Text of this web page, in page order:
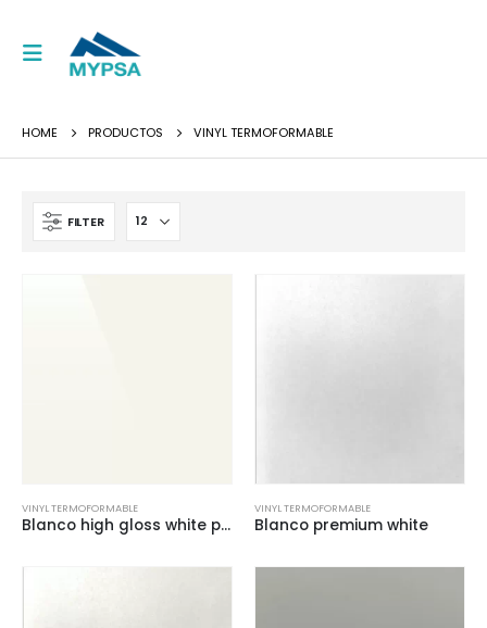
HOME PRODUCTOS VINYL TERMOFORMABLE
FILTER
VINYL TERMOFORMABLE
Blanco high gloss white premier
VINYL TERMOFORMABLE
Blanco premium white